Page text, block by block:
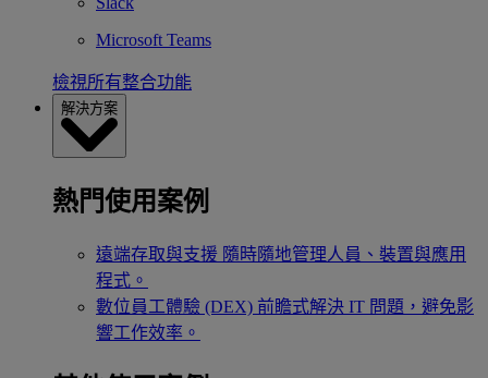
Microsoft Teams
檢視所有整合功能
解決方案
熱門使用案例
遠端存取與支援 隨時隨地管理人員、裝置與應用
程式。
數位員工體驗 (DEX) 前瞻式解決 IT 問題，避免影
響工作效率。